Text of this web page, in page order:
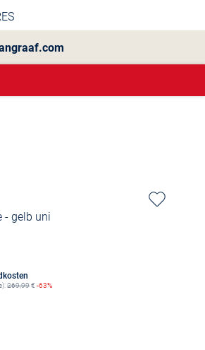
- gelb uni
269,99€ -63%